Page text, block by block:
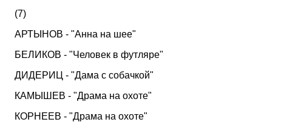
(7)
АРТЫНОВ - "Анна на шее"
БЕЛИКОВ - "Человек в футляре"
ДИДЕРИЦ - "Дама с собачкой"
КАМЫШЕВ - "Драма на охоте"
КОРНЕЕВ - "Драма на охоте"